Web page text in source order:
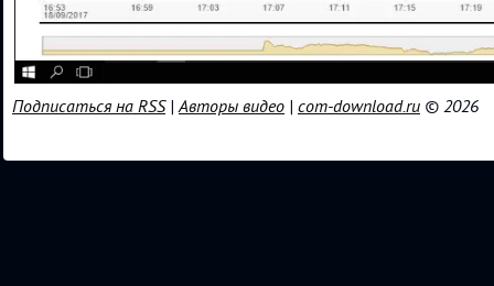
Подписаться на RSS|Авторы видео | com-download.ru © 2026